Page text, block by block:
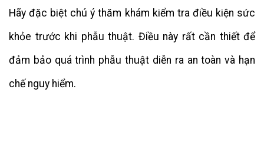
Hãy đặc biệt chú ý thăm khám kiểm tra điều kiện sức
khỏe trước khi phẫu thuật. Điều này rất cần thiết để
đảm bảo quá trình phẫu thuật diễn ra an toàn và hạn
chế nguy hiểm.